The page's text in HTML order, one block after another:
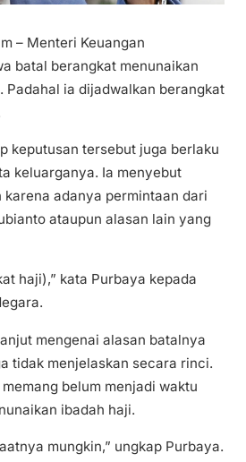
– Menteri Keuangan
batal berangkat menunaikan
Padahal ia dijadwalkan berangkat
keputusan tersebut juga berlaku
keluarganya. Ia menyebut
karena adanya permintaan dari
ataupun alasan lain yang
haji),” kata Purbaya kepada
mengenai alasan batalnya
tidak menjelaskan secara rinci.
belum menjadi waktu
ibadah haji.
mungkin,” ungkap Purbaya.